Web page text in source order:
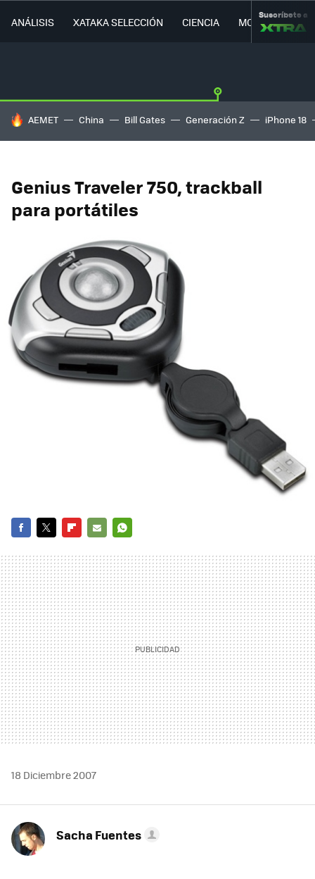
ANÁLISIS XATAKA SELECCIÓN CIENCIA MOVILIDAD
Suscríbete a
HOY SE HABLA DE
AEMET China Bill Gates Generación Z iPhone 18
Genius Traveler 750, trackball
para portátiles
MAIL
18 Diciembre 2007
Sacha Fuentes